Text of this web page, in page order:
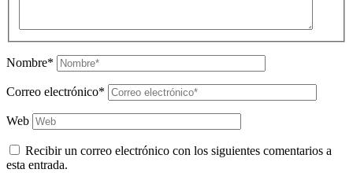
Nombre*
Correo electrónico*
Web
Recibir un correo electrónico con los siguientes comentarios a
esta entrada.